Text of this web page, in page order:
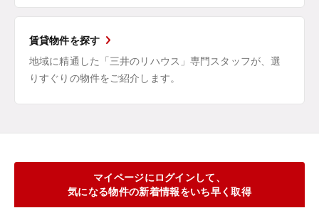
賃貸物件を探す
地域に精通した「三井のリハウス」専門スタッフが、選
りすぐりの物件をご紹介します。
マイページにログインして、
気になる物件の新着情報をいち早く取得